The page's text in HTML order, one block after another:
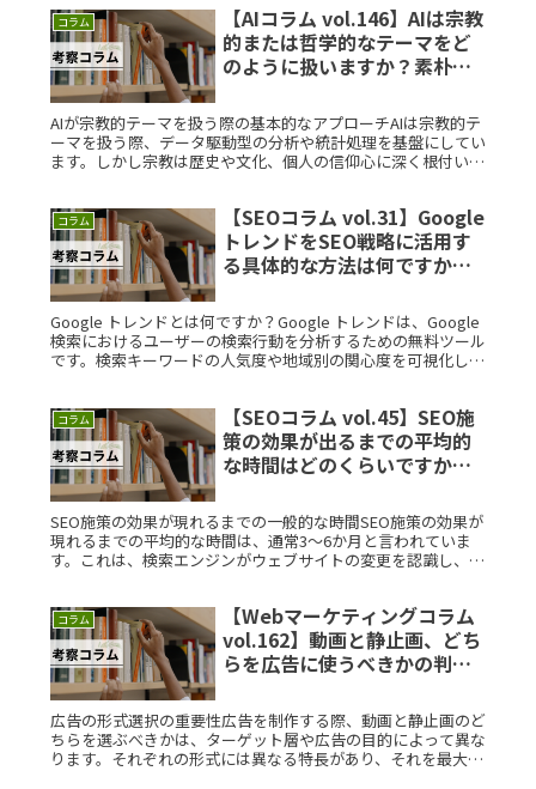
コラム
【AIコラム vol.146】AIは宗教
的または哲学的なテーマをど
のように扱いますか？素朴な
AIが宗教的テーマを扱う際の基本的なアプローチAIは宗教的テ
ーマを扱う際、データ駆動型の分析や統計処理を基盤にしてい
ます。しかし宗教は歴史や文化、個人の信仰心に深く根付いて
コラム
【SEOコラム vol.31】Google
トレンドをSEO戦略に活用す
る具体的な方法は何ですか？
Google トレンドとは何ですか？Google トレンドは、Google
検索におけるユーザーの検索行動を分析するための無料ツール
です。検索キーワードの人気度や地域別の関心度を可視化し、
コラム
【SEOコラム vol.45】SEO施
策の効果が出るまでの平均的
な時間はどのくらいですか？
SEO施策の効果が現れるまでの一般的な時間SEO施策の効果が
現れるまでの平均的な時間は、通常3〜6か月と言われていま
す。これは、検索エンジンがウェブサイトの変更を認識し、ラ
コラム
【Webマーケティングコラム
vol.162】動画と静止画、どち
らを広告に使うべきかの判断
説
広告の形式選択の重要性広告を制作する際、動画と静止画のど
ちらを選ぶべきかは、ターゲット層や広告の目的によって異な
ります。それぞれの形式には異なる特長があり、それを最大限